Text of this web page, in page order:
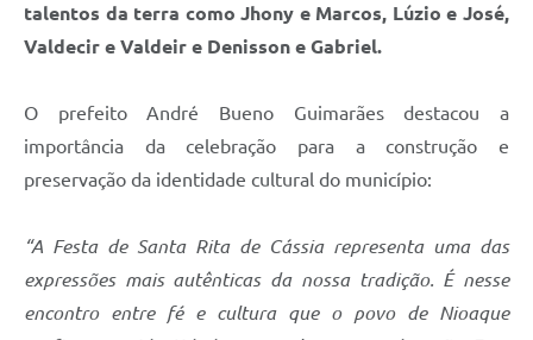
talentos da terra como Jhony e Marcos, Lúzio e José,
Valdecir e Valdeir e Denisson e Gabriel.
O prefeito André Bueno Guimarães destacou a
importância da celebração para a construção e
preservação da identidade cultural do município:
“A Festa de Santa Rita de Cássia representa uma das
expressões mais autênticas da nossa tradição. É nesse
encontro entre fé e cultura que o povo de Nioaque